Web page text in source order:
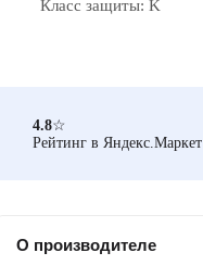
Класс защиты: K
4.8☆
Рейтинг в Яндекс.Маркет
О производителе